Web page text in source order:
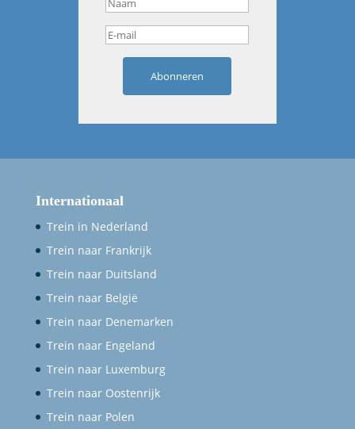
Abonneren
Internationaal
Trein in Nederland
Trein naar Frankrijk
Trein naar Duitsland
Trein naar België
Trein naar Denemarken
Trein naar Engeland
Trein naar Luxemburg
Trein naar Oostenrijk
Trein naar Polen